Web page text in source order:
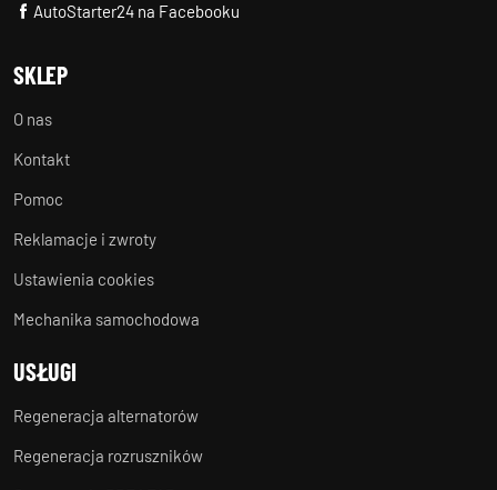
AutoStarter24 na Facebooku
SKLEP
O nas
Kontakt
Pomoc
Reklamacje i zwroty
Ustawienia cookies
Mechanika samochodowa
USŁUGI
Regeneracja alternatorów
Regeneracja rozruszników